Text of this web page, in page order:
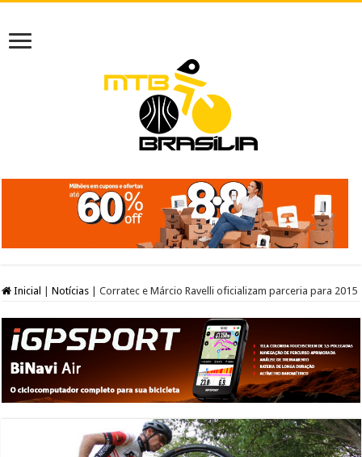
Inicial Notícias Corratec e Márcio Ravelli oficializam parceria para 2015